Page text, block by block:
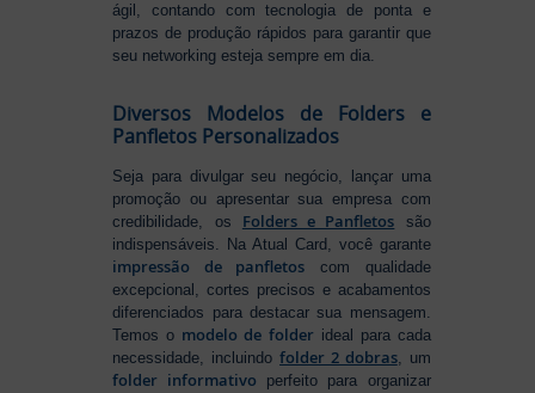
ágil, contando com tecnologia de ponta e
prazos de produção rápidos para garantir que
seu networking esteja sempre em dia.
Diversos Modelos de Folders e
Panfletos Personalizados
Seja para divulgar seu negócio, lançar uma
promoção ou apresentar sua empresa com
credibilidade, os Folders e Panfletos são
indispensáveis. Na Atual Card, você garante
impressão de panfletos com qualidade
excepcional, cortes precisos e acabamentos
diferenciados para destacar sua mensagem.
Temos o modelo de folder ideal para cada
necessidade, incluindofolder 2 dobras, um
folder informativo perfeito para organizar